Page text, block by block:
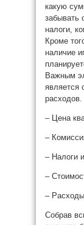
какую
забывать
налоги,
Кроме
наличие
Важным
является
расходов.
– Цена
–
– Налоги
–
–
Собрав